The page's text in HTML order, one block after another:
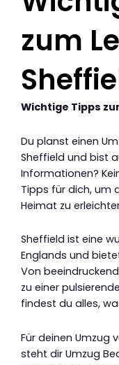
zum
Wichtige Tipps
Du planst einen
Sheffield und bist
Informationen?
Tipps für dich, um
Heimat zu
Sheffield ist eine
Englands und
Von
zu einer
findest du alles,
Für deinen Umzug
steht dir Umzug